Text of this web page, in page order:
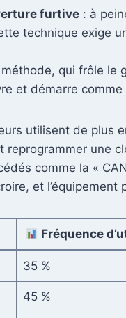
furtive : à
technique exige
qui frôle le
et démarre
utilisent de plus
une
comme la «
et
Fréquence
35 %
45 %